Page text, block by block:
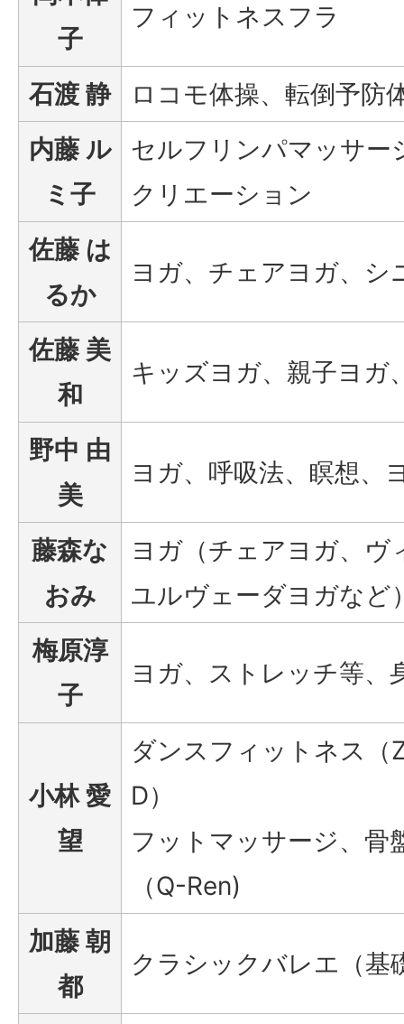
子
フィットネスフラ
石渡 静
ロコモ体操、転倒予防
内藤 ル
ミ子
セルフリンパマッサー
クリエーション
佐藤 は
るか
ヨガ、チェアヨガ、シ
佐藤 美
和
キッズヨガ、親子ヨガ
野中 由
美
ヨガ、呼吸法、瞑想、
藤森な
おみ
ヨガ（チェアヨガ、ヴ
ユルヴェーダヨガなど
梅原淳
子
ヨガ、ストレッチ等、
小林 愛
望
ダンスフィットネス（
D）
フットマッサージ、骨
（Q-Ren)
加藤 朝
都
クラシックバレエ（基